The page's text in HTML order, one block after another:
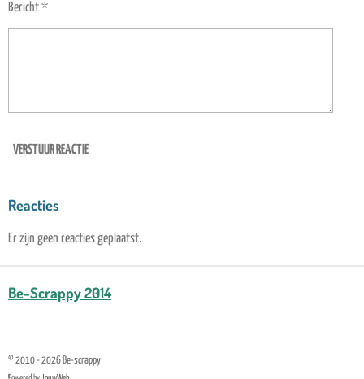
Bericht *
VERSTUUR REACTIE
Reacties
Er zijn geen reacties geplaatst.
Be-Scrappy 2014
© 2010 - 2026 Be-scrappy